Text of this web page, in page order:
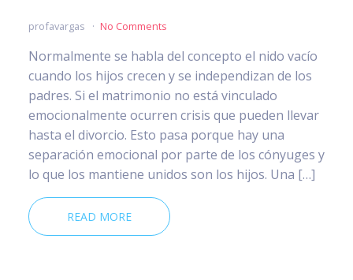
profavargas No Comments
Normalmente se habla del concepto el nido vacío
cuando los hijos crecen y se independizan de los
padres. Si el matrimonio no está vinculado
emocionalmente ocurren crisis que pueden llevar
hasta el divorcio. Esto pasa porque hay una
separación emocional por parte de los cónyuges y
lo que los mantiene unidos son los hijos. Una […]
READ MORE